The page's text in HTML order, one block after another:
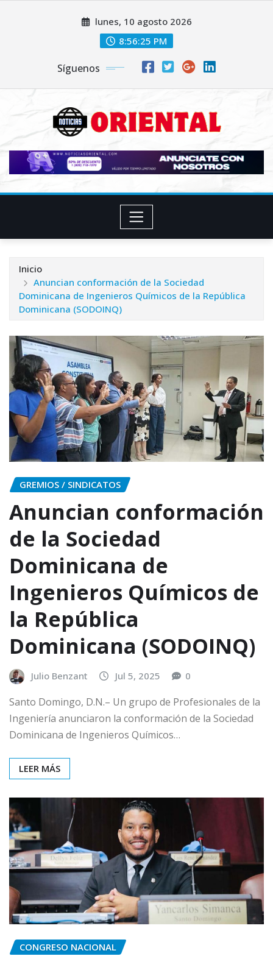
lunes, 10 agosto 2026
8:56:26 PM
Síguenos
Inicio
Anuncian conformación de la Sociedad
Dominicana de Ingenieros Químicos de la República
Dominicana (SODOINQ)
GREMIOS / SINDICATOS
Anuncian conformación
de la Sociedad
Dominicana de
Ingenieros Químicos de
la República
Dominicana (SODOINQ)
Julio Benzant Jul 5, 2025 0
Santo Domingo, D.N.– Un grupo de Profesionales de la
Ingeniería anunciaron la conformación de la Sociedad
Dominicana de Ingenieros Químicos…
LEER MÁS
CONGRESO NACIONAL